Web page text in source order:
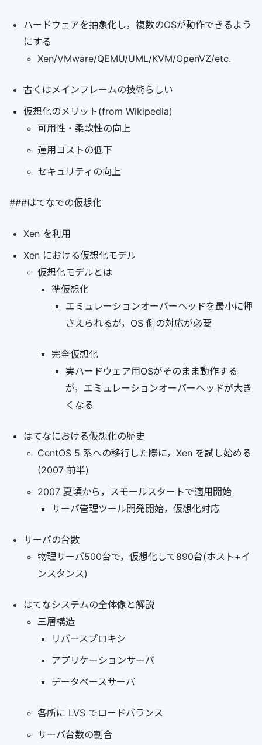
ハードウェアを抽象化し，複数のOSが動作できるよう
にする
Xen/VMware/QEMU/UML/KVM/OpenVZ/etc.
古くはメインフレームの技術らしい
仮想化のメリット(from Wikipedia)
可用性・柔軟性の向上
運用コストの低下
セキュリティの向上
###はてなでの仮想化
Xen を利用
Xen における仮想化モデル
仮想化モデルとは
準仮想化
エミュレーションオーバーヘッドを最小に押
さえられるが，OS 側の対応が必要
完全仮想化
実ハードウェア用OSがそのまま動作する
が，エミュレーションオーバーヘッドが大き
くなる
はてなにおける仮想化の歴史
CentOS 5 系への移行した際に，Xen を試し始める
(2007 前半)
2007 夏頃から，スモールスタートで適用開始
サーバ管理ツール開発開始，仮想化対応
サーバの台数
物理サーバ500台で，仮想化して890台(ホスト+イ
ンスタンス)
はてなシステムの全体像と解説
三層構造
リバースプロキシ
アプリケーションサーバ
データベースサーバ
各所に LVS でロードバランス
サーバ台数の割合